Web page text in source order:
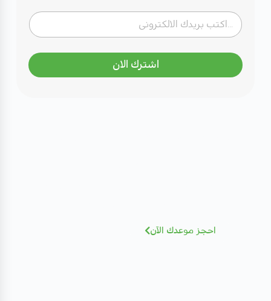
اشترك الان
احجز موعدك الآن